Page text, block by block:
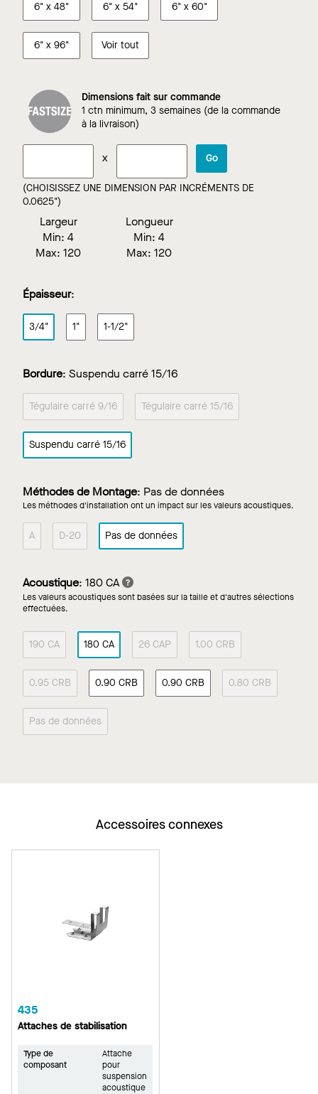
6" x 48" 6" x 54" 6"x 60"
6" x 96" Voir tout
Dimensions fait sur commande
1 ctn minimum, 3 semaines (de la commande
à la livraison)
x Go
(CHOISISSEZ UNE DIMENSION PAR INCRÉMENTS DE
0.0625")
Largeur
Min: 4
Max: 120
Longueur
Min: 4
Max: 120
Épaisseur:
3/4" 1" 1-1/2"
Bordure: Suspendu carré 15/16
Tégulaire carré 9/16 Tégulaire carré 15/16
Suspendu carré 15/16
Méthodes de Montage: Pas de données
Les méthodes d'installation ont un impact sur les valeurs acoustiques.
A D-20 Pas de données
Acoustique: 180 CA
Les valeurs acoustiques sont basées sur la taille et d'autres sélections
effectuées.
190 CA 180 CA 26 CAP 1.00 CRB
0.95 CRB 0.90 CRB 0.90 CRB 0.80 CRB
Pas de données
Accessoires connexes
435
Attaches de stabilisation
Type de
composant
Attache
pour
suspension
acoustique